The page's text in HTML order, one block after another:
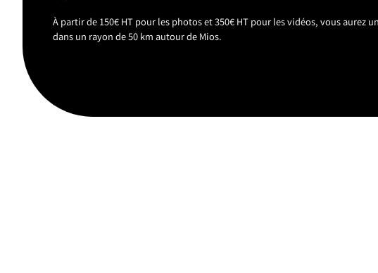
À partir de 150€ HT pour les photos et 350€ HT pour les vidéos, vous
dans un rayon de 50 km autour de Mios.